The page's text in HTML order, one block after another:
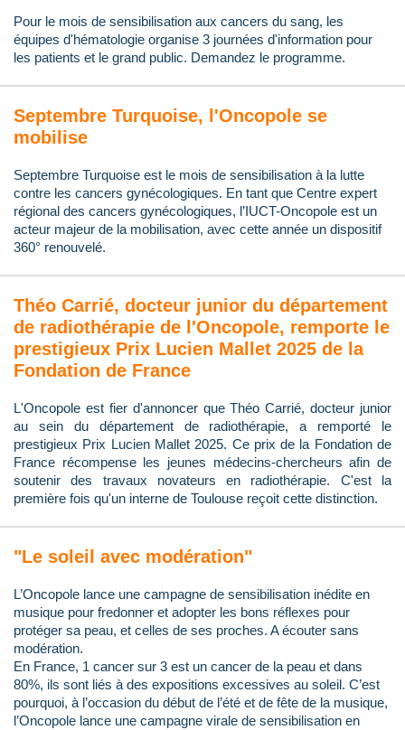
Pour le mois de sensibilisation aux cancers du sang, les
équipes d'hématologie organise 3 journées d'information pour
les patients et le grand public. Demandez le programme.
Septembre Turquoise, l'Oncopole se
mobilise
Septembre Turquoise est le mois de sensibilisation à la lutte
contre les cancers gynécologiques. En tant que Centre expert
régional des cancers gynécologiques, l’IUCT-Oncopole est un
acteur majeur de la mobilisation, avec cette année un dispositif
360° renouvelé.
Théo Carrié, docteur junior du département
de radiothérapie de l'Oncopole, remporte le
prestigieux Prix Lucien Mallet 2025 de la
Fondation de France
L'Oncopole est fier d'annoncer que Théo Carrié, docteur junior
au sein du département de radiothérapie, a remporté le
prestigieux Prix Lucien Mallet 2025. Ce prix de la Fondation de
France récompense les jeunes médecins-chercheurs afin de
soutenir des travaux novateurs en radiothérapie. C'est la
première fois qu'un interne de Toulouse reçoit cette distinction.
"Le soleil avec modération"
L’Oncopole lance une campagne de sensibilisation inédite en
musique pour fredonner et adopter les bons réflexes pour
protéger sa peau, et celles de ses proches. A écouter sans
modération.
En France, 1 cancer sur 3 est un cancer de la peau et dans
80%, ils sont liés à des expositions excessives au soleil. C’est
pourquoi, à l’occasion du début de l’été et de fête de la musique,
l’Oncopole lance une campagne virale de sensibilisation en